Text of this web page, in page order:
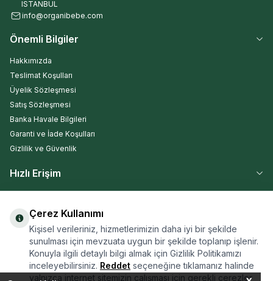
ISTANBUL
info@organibebe.com
Önemli Bilgiler
Hakkımızda
Teslimat Koşulları
Üyelik Sözleşmesi
Satış Sözleşmesi
Banka Havale Bilgileri
Garanti ve İade Koşulları
Gizlilik ve Güvenlik
Hızlı Erişim
Yeni Ürünler
İndirimdekiler
Müşteri Hizmetleri
Organibebe Blog
Sepetim
Çerez Kullanımı
Kişisel verileriniz, hizmetlerimizin daha iyi bir şekilde
sunulması için mevzuata uygun bir şekilde toplanıp işlenir.
Konuyla ilgili detaylı bilgi almak için Gizlilik Politikamızı
inceleyebilirsiniz. Reddet seçeneğine tıklamanız halinde
yalnızca internet sitemizin çalışması için gerekli çerezler